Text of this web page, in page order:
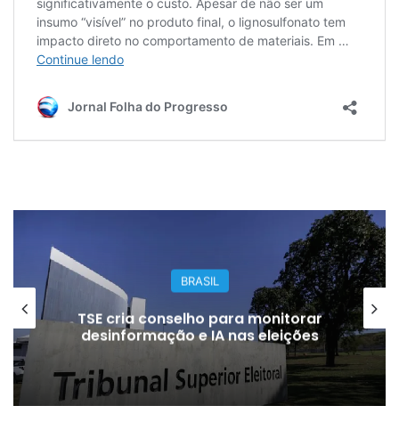
BRASIL
TSE cria conselho para monitorar
desinformação e IA nas eleições